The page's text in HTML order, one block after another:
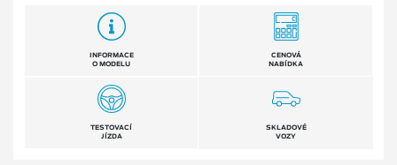
INFORMACE
O MODELU
CENOVÁ
NABÍDKA
TESTOVACÍ
JÍZDA
SKLADOVÉ
VOZY